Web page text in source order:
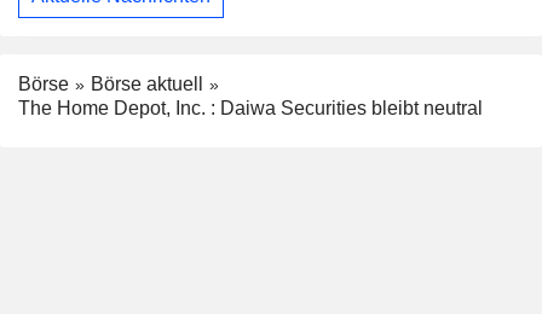
Börse
Börse aktuell
The Home Depot, Inc. : Daiwa Securities bleibt neutral